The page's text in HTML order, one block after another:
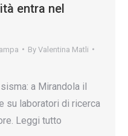
entra nel
By Valentina Matli
a Mirandola il
su laboratori di ricerca
Leggi tutto